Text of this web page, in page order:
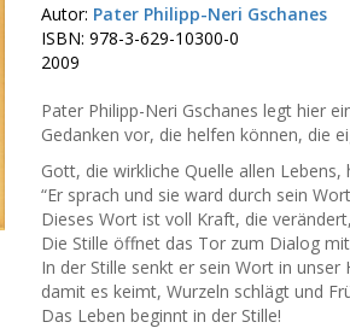
Autor: Pater Philipp-Neri Gschanes
ISBN: 978-3-629-10300-0
2009
Pater Philipp-Neri Gschanes legt hier
Gedanken vor, die helfen können, die
Gott, die wirkliche Quelle allen Lebens,
“Er sprach und sie ward durch sein
Dieses Wort ist voll Kraft, die
Die Stille öffnet das Tor zum Dialog
In der Stille senkt er sein Wort in unser
damit es keimt, Wurzeln schlägt und
Das Leben beginnt in der Stille!